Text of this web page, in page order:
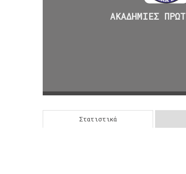
ΑΚΑΔΗΜΙΕΣ
Στατιστικά